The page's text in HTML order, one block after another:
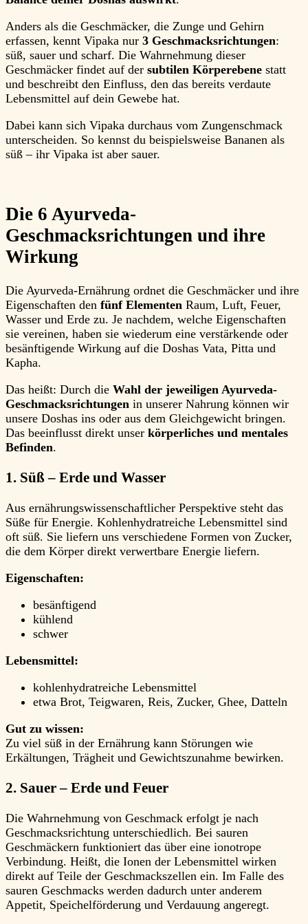
Anders als die Geschmäcker, die Zunge und Gehirn
erfassen, kennt Vipaka nur 3 Geschmacksrichtungen:
süß, sauer und scharf. Die Wahrnehmung dieser
Geschmäcker findet auf der subtilen Körperebene statt
und beschreibt den Einfluss, den das bereits verdaute
Lebensmittel auf dein Gewebe hat.
Dabei kann sich Vipaka durchaus vom Zungenschmack
unterscheiden. So kennst du beispielsweise Bananen als
süß – ihr Vipaka ist aber sauer.
Die 6 Ayurveda-
Geschmacksrichtungen und ihre
Wirkung
Die Ayurveda-Ernährung ordnet die Geschmäcker und ihre
Eigenschaften den fünf Elementen Raum, Luft, Feuer,
Wasser und Erde zu. Je nachdem, welche Eigenschaften
sie vereinen, haben sie wiederum eine verstärkende oder
besänftigende Wirkung auf die Doshas Vata, Pitta und
Kapha.
Das heißt: Durch die Wahl der jeweiligen Ayurveda-
Geschmacksrichtungen in unserer Nahrung können wir
unsere Doshas ins oder aus dem Gleichgewicht bringen.
Das beeinflusst direkt unser körperliches und mentales
Befinden.
1. Süß – Erde und Wasser
Aus ernährungswissenschaftlicher Perspektive steht das
Süße für Energie. Kohlenhydratreiche Lebensmittel sind
oft süß. Sie liefern uns verschiedene Formen von Zucker,
die dem Körper direkt verwertbare Energie liefern.
Eigenschaften:
besänftigend
kühlend
schwer
Lebensmittel:
kohlenhydratreiche Lebensmittel
etwa Brot, Teigwaren, Reis, Zucker, Ghee, Datteln
Gut zu wissen:
Zu viel süß in der Ernährung kann Störungen wie
Erkältungen, Trägheit und Gewichtszunahme bewirken.
2. Sauer – Erde und Feuer
Die Wahrnehmung von Geschmack erfolgt je nach
Geschmacksrichtung unterschiedlich. Bei sauren
Geschmäckern funktioniert das über eine ionotrope
Verbindung. Heißt, die Ionen der Lebensmittel wirken
direkt auf Teile der Geschmackszellen ein. Im Falle des
sauren Geschmacks werden dadurch unter anderem
Appetit, Speichelförderung und Verdauung angeregt.